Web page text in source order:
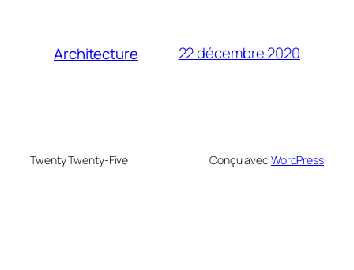
Architecture 22 décembre 2020
Twenty Twenty-Five Conçu avec WordPress